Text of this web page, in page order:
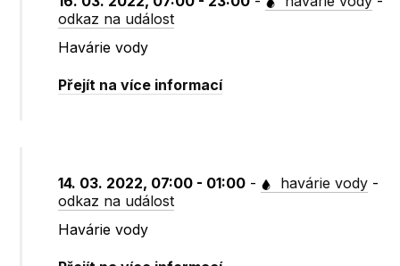
odkaz na událost
Havárie vody
Přejít na více informací
14. 03. 2022, 07:00 - 01:00 - havárie vody -
odkaz na událost
Havárie vody